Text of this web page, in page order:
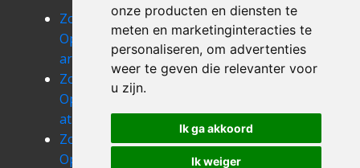
onze producten en diensten te
meten en marketinginteracties te
personaliseren, om advertenties
weer te geven die relevanter voor
u zijn.
Ik ga akkoord
Ik weiger
Zolder
Opruimen
arlon
Zolder
Opruimen
arville
Zolder
Opruimen
assenois
Zolder
Opruimen
athus
Zolder
attert
Zolder
aubange
Zolder
Opruimen
Zolder
Opruimen
Zolder
Opruimen